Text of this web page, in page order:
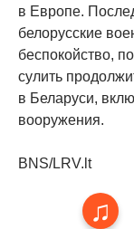
в Европе.
белорусские
беспокойство,
сулить
в Беларуси,
вооружения.
BNS/LRV.lt